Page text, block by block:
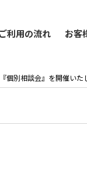
ご利用の流れ お客
個別相談会』を開催い